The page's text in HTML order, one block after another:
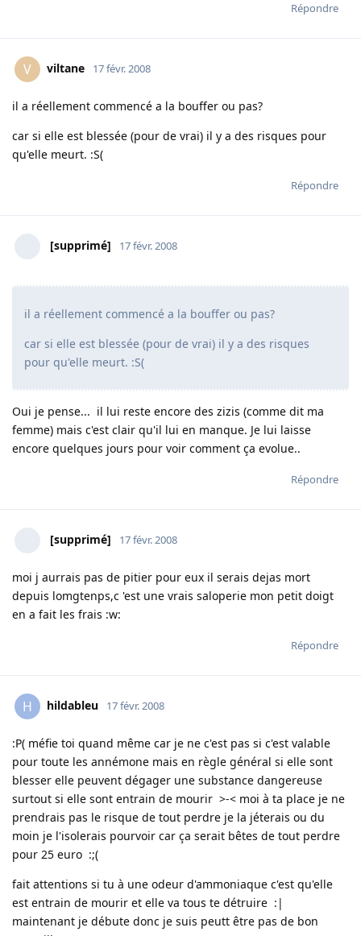
Répondre
V viltane 17 févr. 2008
il a réellement commencé a la bouffer ou pas?
car si elle est blessée (pour de vrai) il y a des risques pour
qu'elle meurt. :S(
Répondre
[supprimé] 17 févr. 2008
il a réellement commencé a la bouffer ou pas?
car si elle est blessée (pour de vrai) il y a des risques
pour qu'elle meurt. :S(
Oui je pense... il lui reste encore des zizis (comme dit ma
femme) mais c'est clair qu'il lui en manque. Je lui laisse
encore quelques jours pour voir comment ça evolue..
Répondre
[supprimé] 17 févr. 2008
moi j aurrais pas de pitier pour eux il serais dejas mort
depuis lomgtenps,c 'est une vrais saloperie mon petit doigt
en a fait les frais :w:
Répondre
H hildableu 17 févr. 2008
:P( méfie toi quand même car je ne c'est pas si c'est valable
pour toute les annémone mais en règle général si elle sont
blesser elle peuvent dégager une substance dangereuse
surtout si elle sont entrain de mourir >-< moi à ta place je ne
prendrais pas le risque de tout perdre je la jéterais ou du
moin je l'isolerais pourvoir car ça serait bêtes de tout perdre
pour 25 euro :;(
fait attentions si tu à une odeur d'ammoniaque c'est qu'elle
est entrain de mourir et elle va tous te détruire :|
maintenant je débute donc je suis peutt être pas de bon